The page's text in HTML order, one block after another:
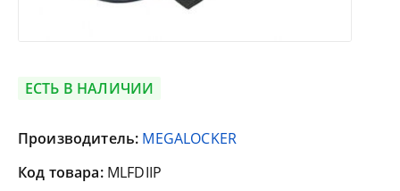
ЕСТЬ В НАЛИЧИИ
Производитель: MEGALOCKER
Код товара: MLFDIIP